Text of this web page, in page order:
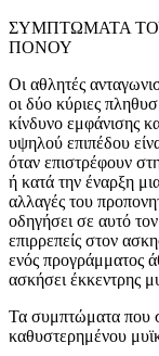
ΣΥΜΠΤΩΜΑΤΑ
ΠΟΝΟΥ
Οι αθλητές
οι δύο κύριες
κίνδυνο εμφάνισης
υψηλού επιπέδου
όταν επιστρέφουν
ή κατά την έναρξη
αλλαγές του
οδηγήσει σε αυτό
επιρρεπείς στον
ενός προγράμματος
ασκήσει έκκεντρης
Τα συμπτώματα που
καθυστερημένου